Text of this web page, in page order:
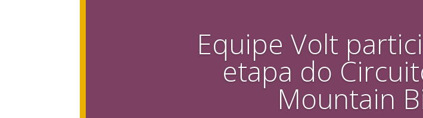
Equipe Volt
etapa do
Mountain